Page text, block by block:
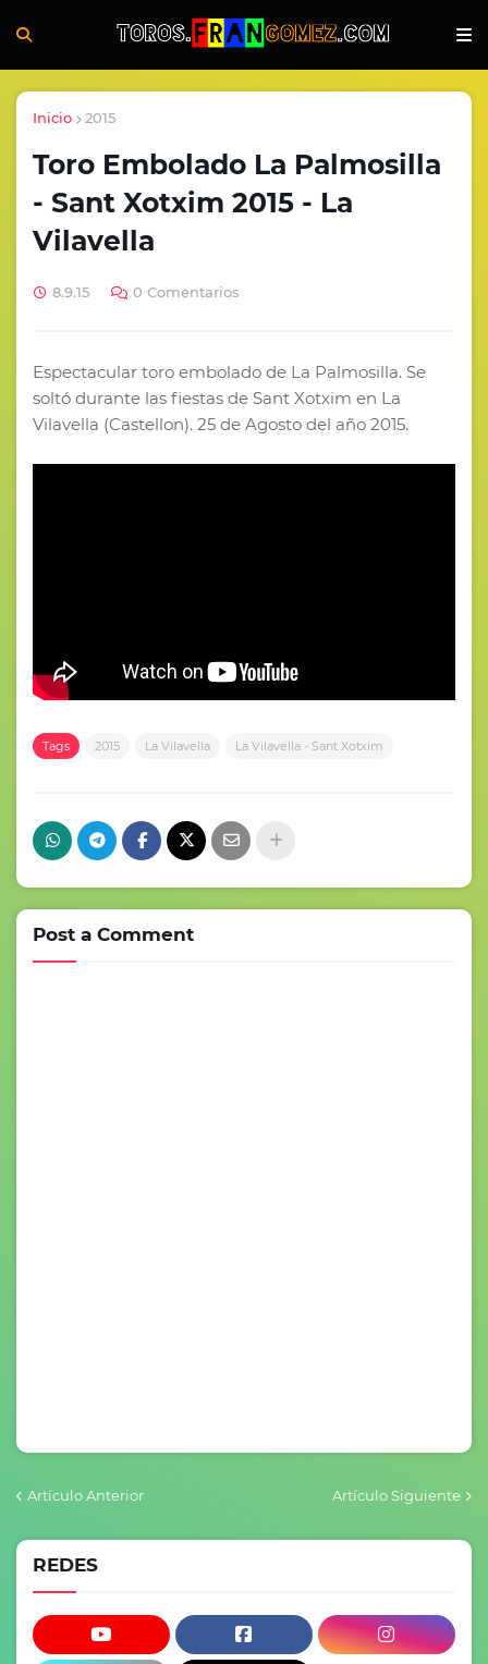
Inicio 2015
Toro Embolado La Palmosilla
- Sant Xotxim 2015 - La
Vilavella
8.9.15 0 Comentarios
Espectacular toro embolado de La Palmosilla. Se
soltó durante las fiestas de Sant Xotxim en La
Vilavella (Castellon). 25 de Agosto del año 2015.
Tags 2015 La Vilavella La Vilavella - Sant Xotxim
Post a Comment
Artículo Anterior Artículo Siguiente
REDES